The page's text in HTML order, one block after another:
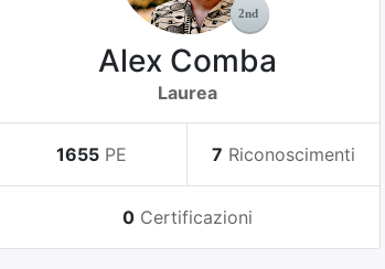
Alex Comba
Laurea
1655 PE 7 Riconoscimenti
0 Certificazioni